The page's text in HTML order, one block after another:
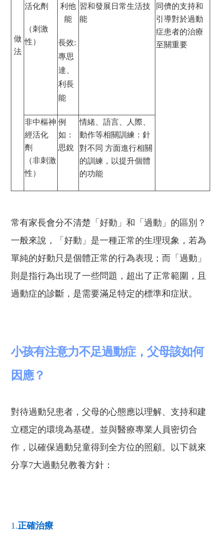
做
法
活化劑
（刺激
性）
利他
能
長效:
專思
達、
利長
能
習和發展日常生活技
能
同儕的支持和
引導對於過動
症患者的治療
至關重要
非中樞神
經活化
劑
（非刺激
性）
例
如：
思銳
情緒、語言、人際、
動作等相關訓練：針
對不同 方面進行相關
的訓練，以提升個體
的功能
常有家長會分不清楚「好動」和「過動」 的區別？
一般來說，
「好動」是一種正常的生理現象 ，若為
單純的好動只是個體正常的行為表現 ； 而「過動」
則是指行為出現了一些問題，超出了正常範圍 ，且
過動症的診斷 ，是需要滿足特定的標準和症狀。
小孩有注意力不足過動症，父母該如何
因應？
對待過動兒患者，父母的心態應以理解、支持和建
立穩定的環境為基礎。並與醫療專業人員密切合
作，以確保過動兒童得到全方位的照顧。以下就來
分享7大過動兒教養方針：
1.正確治療